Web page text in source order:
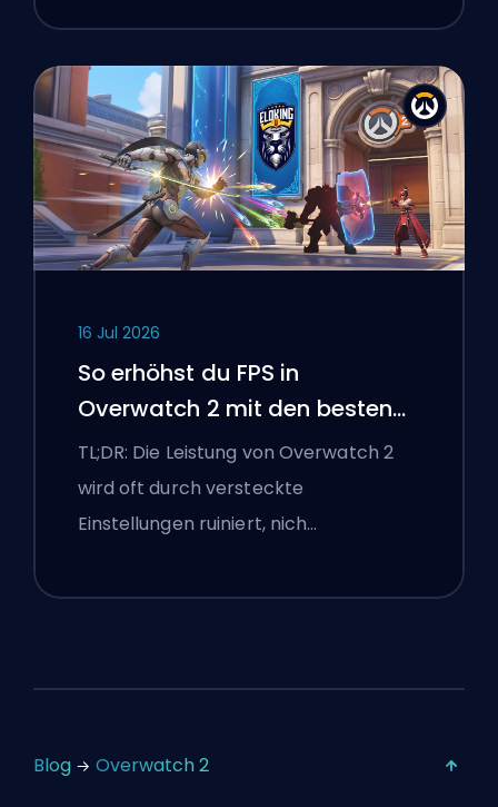
16 Jul 2026
So erhöhst du FPS in
Overwatch 2 mit den besten
Einstellungen
TL;DR: Die Leistung von Overwatch 2
wird oft durch versteckte
Einstellungen ruiniert, nich…
Blog Overwatch 2